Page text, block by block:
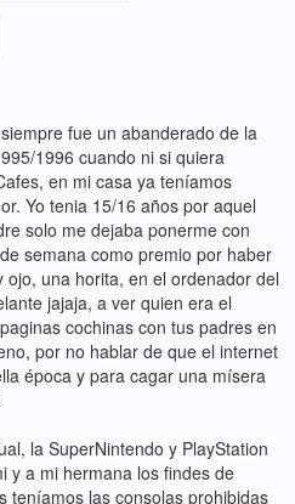
fue un abanderado de la
1996 cuando ni si quiera
en mi casa ya teníamos
Yo tenia 15/16 años por aquel
solo me dejaba ponerme con
semana como premio por haber
una horita, en el ordenador del
jajaja, a ver quien era el
cochinas con tus padres en
por no hablar de que el internet
época y para cagar una mísera
la SuperNintendo y PlayStation
y a mi hermana los findes de
teníamos las consolas prohibidas